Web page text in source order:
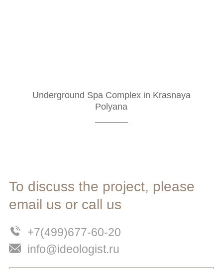
Underground Spa Complex in Krasnaya
Polyana
To discuss the project, please
email us or call us
+7(499)677-60-20
info@ideologist.ru